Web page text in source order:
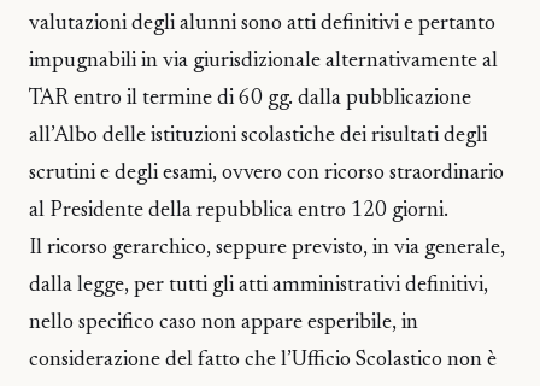
valutazioni degli alunni sono atti definitivi e pertanto
impugnabili in via giurisdizionale alternativamente al
TAR entro il termine di 60 gg. dalla pubblicazione
all’Albo delle istituzioni scolastiche dei risultati degli
scrutini e degli esami, ovvero con ricorso straordinario
al Presidente della repubblica entro 120 giorni.
Il ricorso gerarchico, seppure previsto, in via generale,
dalla legge, per tutti gli atti amministrativi definitivi,
nello specifico caso non appare esperibile, in
considerazione del fatto che l’Ufficio Scolastico non è